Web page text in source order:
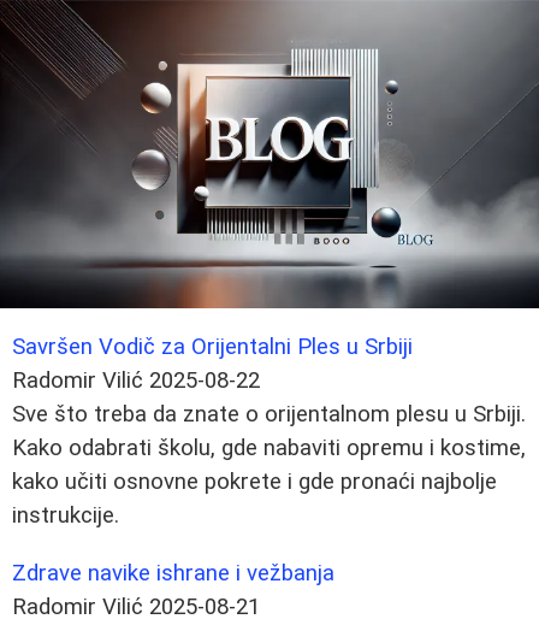
Savršen Vodič za Orijentalni Ples u Srbiji
Radomir Vilić 2025-08-22
Sve što treba da znate o orijentalnom plesu u Srbiji.
Kako odabrati školu, gde nabaviti opremu i kostime,
kako učiti osnovne pokrete i gde pronaći najbolje
instrukcije.
Zdrave navike ishrane i vežbanja
Radomir Vilić 2025-08-21